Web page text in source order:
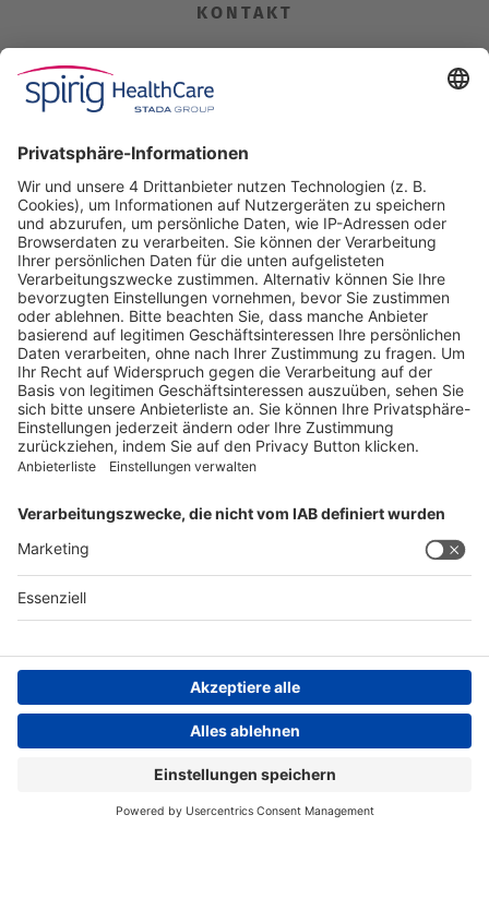
KONTAKT
Industriestrasse 30
CH-4622 Egerkingen
Tel. +41 62 388 85 00
info@spirig-healthcare.ch
Pharmakovigilanz
Für Meldungen von unerwünschten Arzneimittelwirkungen zu
einem Medikament von Spirig HealthCare AG
Tel. +41 62 388 85 88
pharmacovigilance@spirig-healthcare.ch
FOLGEN SIE UNS
AGB
Datenschutzhinweis
Compliance